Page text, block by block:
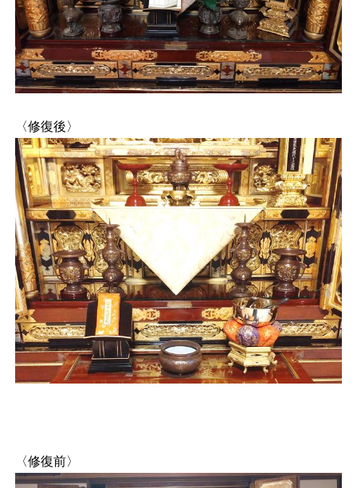
〈修復後〉
〈修復前〉